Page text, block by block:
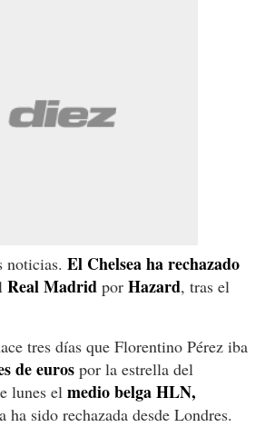
noticias. El Chelsea ha rechazado
Real Madrid por Hazard, tras el
tres días que Florentino Pérez iba
de euros por la estrella del
lunes el medio belga HLN,
sido rechazada desde Londres.